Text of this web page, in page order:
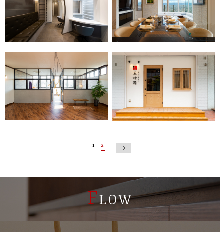
1 2
FLOW